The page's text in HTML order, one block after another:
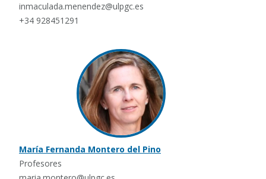
inmaculada.menendez@ulpgc.es
+34 928451291
María Fernanda Montero del Pino
Profesores